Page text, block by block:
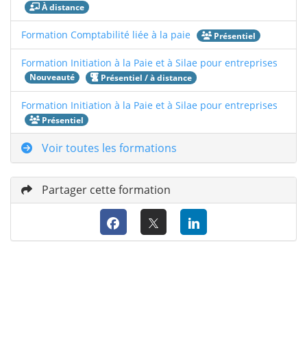
À distance
Formation Comptabilité liée à la paie Présentiel
Formation Initiation à la Paie et à Silae pour entreprises
Nouveauté Présentiel / à distance
Formation Initiation à la Paie et à Silae pour entreprises
Présentiel
Voir toutes les formations
Partager cette formation